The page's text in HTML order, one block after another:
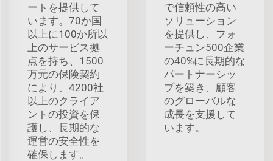
ートを提供して
います。70か国
以上に100か所以
上のサービス拠
点を持ち、1500
万元の保険契約
により、4200社
以上のクライア
ントの投資を保
護し、長期的な
運営の安全性を
確保します。
で信頼性の高い
ソリューション
を提供し、フォ
ーチュン500企業
の40%に長期的な
パートナーシッ
プを築き、顧客
のグローバルな
成長を支援して
います。